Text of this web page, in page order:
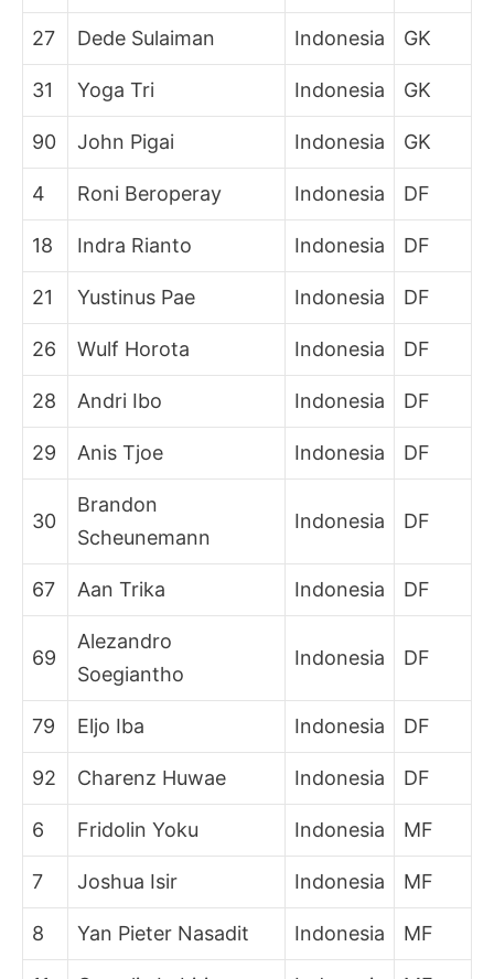
27 Dede Sulaiman Indonesia GK
31 Yoga Tri Indonesia GK
90 John Pigai Indonesia GK
4 Roni Beroperay Indonesia DF
18 Indra Rianto Indonesia DF
21 Yustinus Pae Indonesia DF
26 Wulf Horota Indonesia DF
28 Andri Ibo Indonesia DF
29 Anis Tjoe Indonesia DF
30
Brandon
Scheunemann
Indonesia DF
67 Aan Trika Indonesia DF
69
Alezandro
Soegiantho
Indonesia DF
79 Eljo Iba Indonesia DF
92 Charenz Huwae Indonesia DF
6 Fridolin Yoku Indonesia MF
7 Joshua Isir Indonesia MF
8 Yan Pieter Nasadit Indonesia MF